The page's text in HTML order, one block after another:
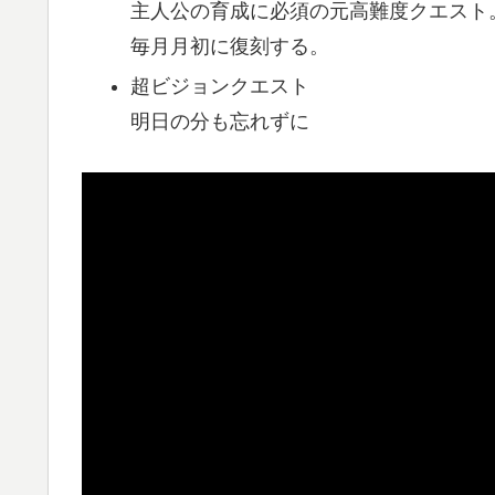
主人公の育成に必須の元高難度クエスト
毎月月初に復刻する。
超ビジョンクエスト
明日の分も忘れずに